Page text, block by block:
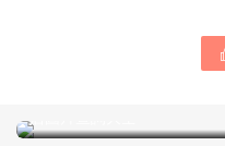
鏈帶皮夾 單肩包手機包專賣